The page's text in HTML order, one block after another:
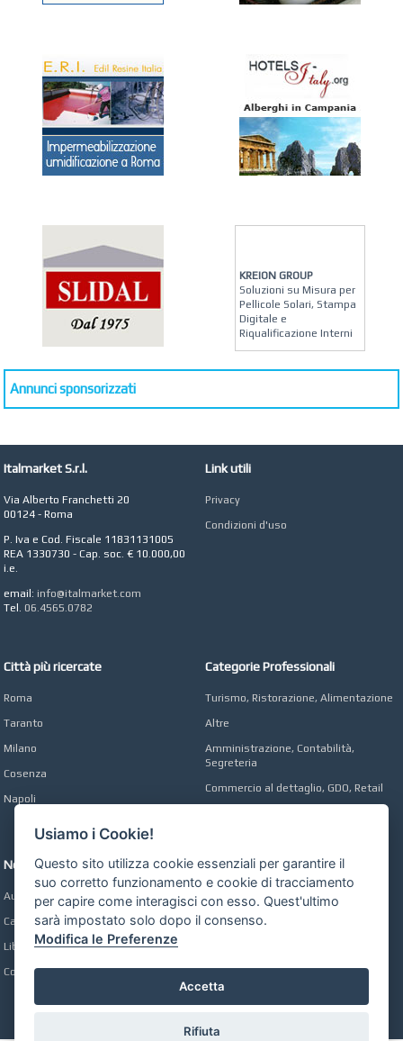
KREION GROUP
Soluzioni su Misura per
Pellicole Solari, Stampa
Digitale e
Riqualificazione Interni
Vendita Arredo per
Antonella Micci,
Commercialista e
Revisore dei Conti a
AZIENDA AGRICOLA DI
COLA
Annunci sponsorizzati
Italmarket S.r.l.
Via Alberto Franchetti 20
00124 - Roma
P. Iva e Cod. Fiscale 11831131005
REA 1330730 - Cap. soc. € 10.000,00
i.e.
email: info@italmarket.com
Tel. 06.4565.0782
Link utili
Privacy
Condizioni d'uso
Città più ricercate
Roma
Taranto
Milano
Cosenza
Napoli
Categorie Professionali
Turismo, Ristorazione, Alimentazione
Altre
Amministrazione, Contabilità,
Segreteria
Commercio al dettaglio, GDO, Retail
Network
Automobili Online
Case Online
Libri Online
Compravendita
Usiamo i Cookie!
Questo sito utilizza cookie essenziali per garantire il
suo corretto funzionamento e cookie di tracciamento
per capire come interagisci con esso. Quest'ultimo
sarà impostato solo dopo il consenso.
Modifica le Preferenze
Accetta
Rifiuta